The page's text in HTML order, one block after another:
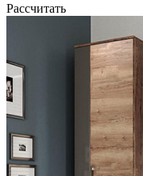
Рассчитать